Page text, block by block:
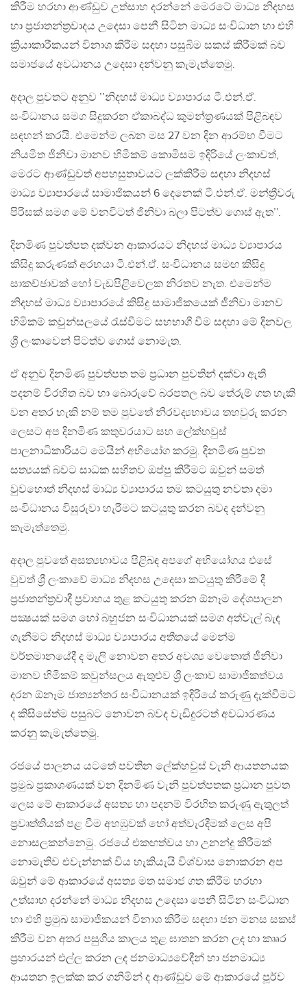
කිරීම හරහා ආණ්ඩුව උත්සාහ දරන්නේ මෙරටේ මාධ්‍ය නිදහස
හා ප්‍රජාතන්ත්‍රවාදය උදෙසා පෙනී සිටින මාධ්‍ය සංවිධාන හා එහි
ක්‍රියාකාරීකයන් විනාශ කිරීම සඳහා පසුබිම සකස් කිරීමක් බව
සමාජයේ අවධානය උදෙසා දන්වනු කැමැත්තෙමු.
අදාල පුවතට අනුව ’’නිදහස් මාධ්‍ය ව්‍යාපාරය ටී.එන්.ඒ.
සංවිධානය සමග සිදුකරන ඒකාබද්ධ කුමන්ත්‍රණයක් පිළිබඳව
සඳහන් කරයි. එමෙන්ම ලබන මස 27 වන දින ආරම්භ වීමට
නියමිත ජීනිවා මානව හිමිකම් කොමිසම ඉදිරියේ ලංකාවත්,
මෙරට ආණ්ඩුවත් අපහසුතාවයට ලක්කිරීම සඳහා නිදහස්
මාධ්‍ය ව්‍යාපාරයේ සාමාජිකයන් 6 දෙනෙක් ටී.එන්.ඒ. මන්ත්‍රීවරු
පිරිසක් සමග මේ වනවිටත් ජිනිවා බලා පිටත්ව ගොස් ඇත’’.
දිනමිණ පුවත්පත දක්වන ආකාරයට නිදහස් මාධ්‍ය ව්‍යාපාරය
කිසිදු කරුණක් අරභයා ටී.එන්.ඒ. සංවිධානය සමඟ කිසිදු
සාකච්ඡාවක් හෝ වැඩපිළිවෙලක නිරතව නැත. එමෙන්ම
නිදහස් මාධ්‍ය ව්‍යාපාරයේ කිසිදු සාමාජිකයෙක් ජීනිවා මානව
හිමිකම් කවුන්සලයේ රැස්වීමට සහභාගී වීම සඳහා මේ දිනවල
ශ්‍රී ලංකාවෙන් පිටත්ව ගොස් නොමැත.
ඒ අනුව දිනමිණ පුවත්පත තම ප්‍රධාන පුවතින් දක්වා ඇති
පදනම් විරහිත බව හා බොරුවේ බරපතල බව තේරුම් ගත හැකි
වන අතර හැකි නම් තම පුවතේ නිරවද්‍යභාවය තහවුරු කරන
ලෙසට අප දිනමිණ කතුවරයාට සහ ලේක්හවුස්
පාලනාධිකාරියට මෙයින් අභියෝග කරමු. දිනමිණ පුවත
සත්‍යයක් බවට සාධක සහිතව ඔප්පු කිරීමට ඔවුන් සමත්
වුවහොත් නිදහස් මාධ්‍ය ව්‍යාපාරය තම කටයුතු නවතා දමා
සංවිධානය විසුරුවා හැරීමට කටයුතු කරන බවද දන්වනු
කැමැත්තෙමු.
අදාල පුවතේ අසත්‍යභාවය පිළිබඳ අපගේ අභියෝගය එසේ
වුවත් ශ්‍රී ලංකාවේ මාධ්‍ය නිදහස උදෙසා කටයුතු කිරීමේ දී
ප්‍රජාතන්ත්‍රවාදී ප්‍රවාහය තුළ කටයුතු කරන ඕනෑම දේශපාලන
පක්‍ෂයක් සමග හෝ බහුජන සංවිධානයක් සමග අත්වැල් බැඳ
ගැනීමට නිදහස් මාධ්‍ය ව්‍යාපාරය අතීතයේ මෙන්ම
වර්තමානයේදී ද මැලි නොවන අතර අවශ්‍ය වෙතොත් ජීනිවා
මානව හිමිකම් කවුන්සලය ඇතුළුව ශ්‍රී ලංකාව සාමාජිකත්වය
දරන ඕනෑම ජාත්‍යන්තර සංවිධානයක් ඉදිරියේ කරුණු දැක්වීමට
ද කිසිසේත්ම පසුබට නොවන බවද වැඩිදුරටත් අවධාරණය
කරනු කැමැත්තෙමු.
රජයේ පාලනය යටතේ පවතින ලේක්හවුස් වැනි ආයතනයක
ප්‍රමුඛ ප්‍රකාශණයක් වන දිනමිණ වැනි පුවත්පතක ප්‍රධාන පුවත
ලෙස මේ ආකාරයේ අසත්‍ය හා පදනම් විරහිත කරුණු ඇතුලත්
ප්‍රවෘත්තියක් පළ වීම අහඹුවක් හෝ අත්වැරදීමක් ලෙස අපි
නොසලකන්නෙමු. රජයේ එකඟත්වය හා උනන්දු කිරීමක්
නොමැතිව එවැන්නක් විය හැකියැයි විශ්වාස නොකරන අප
ඔවුන් මේ ආකාරයේ අසත්‍ය මත සමාජ ගත කිරීම හරහා
උත්සාහ දරන්නේ මාධ්‍ය නිදහස උදෙසා පෙනී සිටින සංවිධාන
හා එහි ප්‍රමුඛ සාමාජිකයන් විනාශ කිරීම සඳහා ජන මනස සකස්
කිරීම වන අතර පසුගිය කාලය තුළ ඝාතන කරන ලද හා කෲර
ප්‍රහාරයන් එල්ල කරන ලද ජනමාධ්‍යවේදීන් හා ජනමාධ්‍ය
ආයතන ඉලක්ක කර ගනිමින් ද ආණ්ඩුව මේ ආකාරයේ පූර්ව